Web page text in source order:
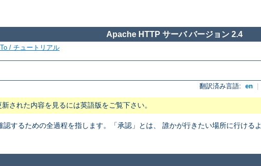
Apache HTTP サーバ バージョン 2.4
/ チュートリアル
翻訳済み言語: en
された内容を見るには英語版をご覧下さい。
するための全過程を指します。「承認」とは、 誰かが行きたい場所に行ける